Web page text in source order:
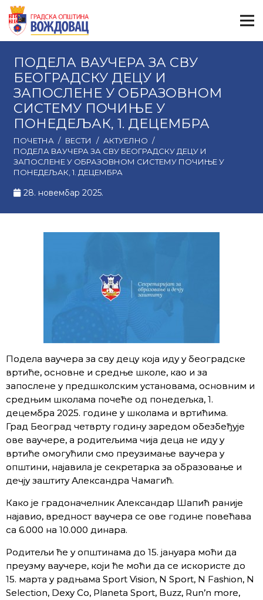
ПОДЕЛА ВАУЧЕРА ЗА СВУ
БЕОГРАДСКУ ДЕЦУ И
ЗАПОСЛЕНЕ У ОБРАЗОВНОМ
СИСТЕМУ ПОЧИЊЕ У
ПОНЕДЕЉАК, 1. ДЕЦЕМБРА
ПОЧЕТНА / ВЕСТИ / АКТУЕЛНО /
ПОДЕЛА ВАУЧЕРА ЗА СВУ БЕОГРАДСКУ ДЕЦУ И
ЗАПОСЛЕНЕ У ОБРАЗОВНОМ СИСТЕМУ ПОЧИЊЕ У
ПОНЕДЕЉАК, 1. ДЕЦЕМБРА
28. новембар 2025.
Подела ваучера за сву децу која иду у београдске
вртиће, основне и средње школе, као и за
запослене у предшколским установама, основним и
средњим школама почеће од понедељка, 1.
децембра 2025. године у школама и вртићима.
Град Београд четврту годину заредом обезбеђује
ове ваучере, а родитељима чија деца не иду у
вртиће омогућили смо преузимање ваучера у
општини, најавила је секретарка за образовање и
дечју заштиту Александра Чамагић.
Како је градоначелник Александар Шапић раније
најавио, вредност ваучера се ове године повећава
са 6.000 на 10.000 динара.
Родитељи ће у општинама до 15. јануара моћи да
преузму ваучере, који ће моћи да се искористе до
15. марта у радњама Sport Vision, N Sport, N Fashion, N
Selection, Dexy Co, Planeta Sport, Buzz, Run’n more,